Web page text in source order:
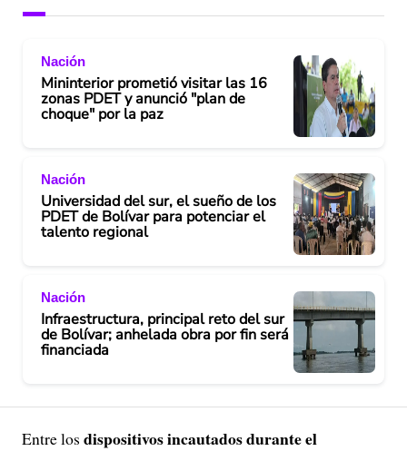
Nación
Mininterior prometió visitar las 16
zonas PDET y anunció "plan de
choque" por la paz
Nación
Universidad del sur, el sueño de los
PDET de Bolívar para potenciar el
talento regional
Nación
Infraestructura, principal reto del sur
de Bolívar; anhelada obra por fin será
financiada
Entre los dispositivos incautados durante el